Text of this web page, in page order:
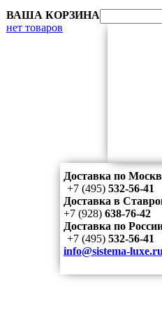
ВАША КОРЗИНА
нет товаров
Доставка по
+7 (495) 532-56-41
Доставка в
+7 (928) 638-76-42
Доставка по
+7 (495) 532-56-41
info@sistema-luxe.ru